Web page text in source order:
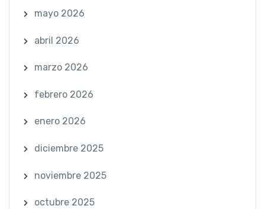
mayo 2026
abril 2026
marzo 2026
febrero 2026
enero 2026
diciembre 2025
noviembre 2025
octubre 2025